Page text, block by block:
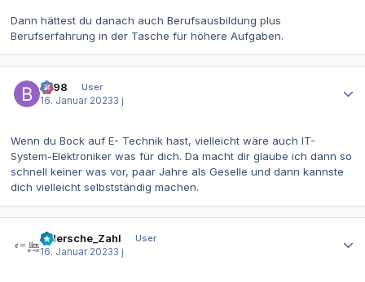
Dann hättest du danach auch Berufsausbildung plus
Berufserfahrung in der Tasche für höhere Aufgaben.
be98
User
16. Januar 20233 j
Wenn du Bock auf E- Technik hast, vielleicht wäre auch IT-
System-Elektroniker was für dich. Da macht dir glaube ich dann so
schnell keiner was vor, paar Jahre als Geselle und dann kannste
dich vielleicht selbstständig machen.
eulersche_Zahl
User
16. Januar 20233 j